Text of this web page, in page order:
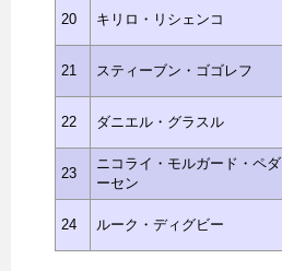
20 キリロ・リシェンコ
21 スティーブン・ゴゴレフ
22 ダニエル・グラスル
23
ニコライ・モルガード・ペダ
ーセン
24 ルーク・ディグビー